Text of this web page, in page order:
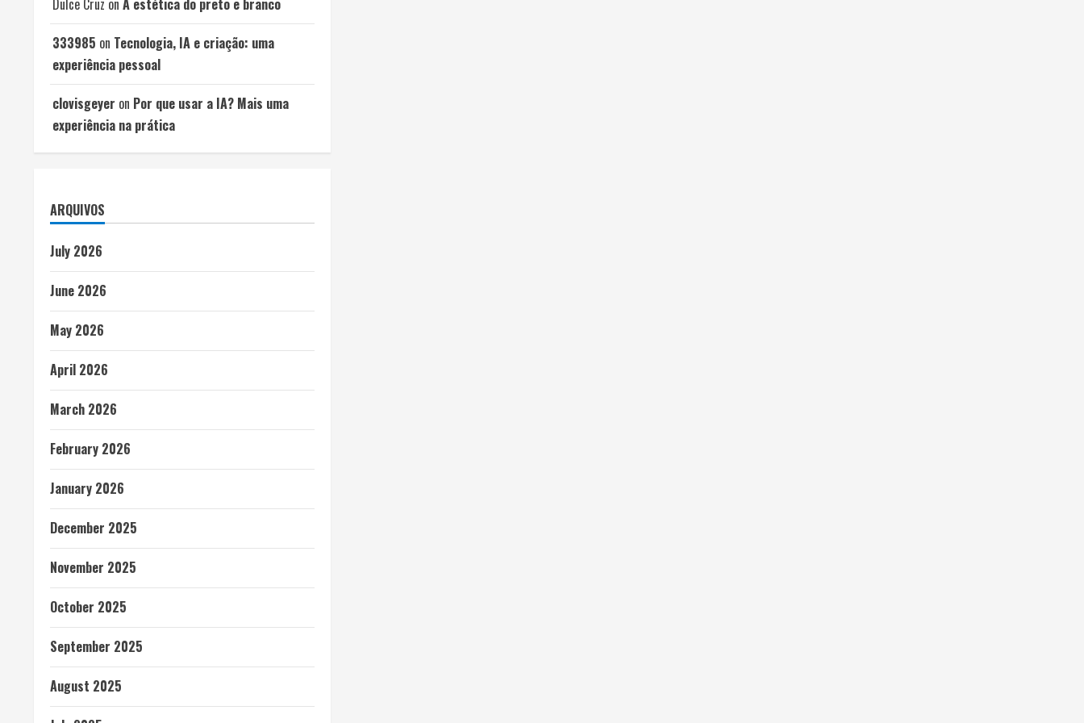
Dulce Cruz on A estética do preto e branco
333985 on Tecnologia, IA e criação: uma
experiência pessoal
clovisgeyer on Por que usar a IA? Mais uma
experiência na prática
ARQUIVOS
July 2026
June 2026
May 2026
April 2026
March 2026
February 2026
January 2026
December 2025
November 2025
October 2025
September 2025
August 2025